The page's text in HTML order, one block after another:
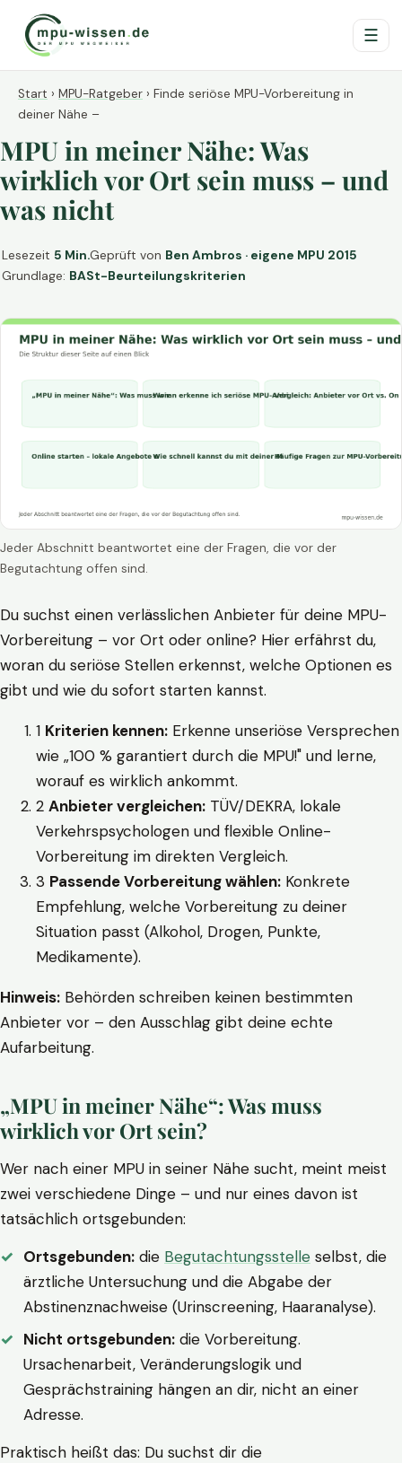
☰
Start › MPU-Ratgeber › Finde seriöse MPU-Vorbereitung in
deiner Nähe –
MPU in meiner Nähe: Was
wirklich vor Ort sein muss – und
was nicht
Lesezeit 5 Min.Geprüft von Ben Ambros · eigene MPU 2015
Grundlage: BASt-Beurteilungskriterien
Jeder Abschnitt beantwortet eine der Fragen, die vor der
Begutachtung offen sind.
Du suchst einen verlässlichen Anbieter für deine MPU-
Vorbereitung – vor Ort oder online? Hier erfährst du,
woran du seriöse Stellen erkennst, welche Optionen es
gibt und wie du sofort starten kannst.
1 Kriterien kennen: Erkenne unseriöse Versprechen
wie „100 % garantiert durch die MPU!" und lerne,
worauf es wirklich ankommt.
2 Anbieter vergleichen: TÜV/DEKRA, lokale
Verkehrspsychologen und flexible Online-
Vorbereitung im direkten Vergleich.
3 Passende Vorbereitung wählen: Konkrete
Empfehlung, welche Vorbereitung zu deiner
Situation passt (Alkohol, Drogen, Punkte,
Medikamente).
Hinweis: Behörden schreiben keinen bestimmten
Anbieter vor – den Ausschlag gibt deine echte
Aufarbeitung.
„MPU in meiner Nähe“: Was muss
wirklich vor Ort sein?
Wer nach einer MPU in seiner Nähe sucht, meint meist
zwei verschiedene Dinge – und nur eines davon ist
tatsächlich ortsgebunden:
Ortsgebunden: die Begutachtungsstelle selbst, die
ärztliche Untersuchung und die Abgabe der
Abstinenznachweise (Urinscreening, Haaranalyse).
Nicht ortsgebunden: die Vorbereitung.
Ursachenarbeit, Veränderungslogik und
Gesprächstraining hängen an dir, nicht an einer
Adresse.
Praktisch heißt das: Du suchst dir die